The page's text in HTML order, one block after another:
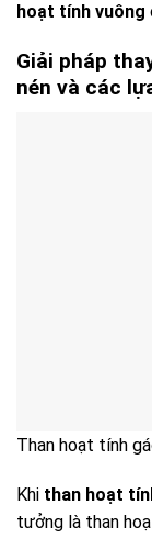
hoạt tính vuông
Giải pháp
nén và các
Than hoạt tính
Khi than hoạt
tưởng là than